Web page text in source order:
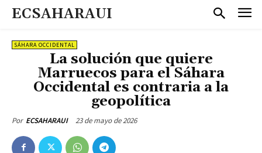
ECSAHARAUI
SÁHARA OCCIDENTAL
La solución que quiere
Marruecos para el Sáhara
Occidental es contraria a la
geopolítica
Por ECSAHARAUI 23 de mayo de 2026